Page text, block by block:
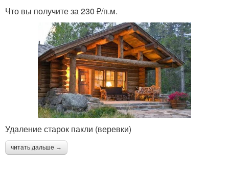
Что вы получите за 230 ₽/п.м.
Удаление старок пакли (веревки)
читать дальше →